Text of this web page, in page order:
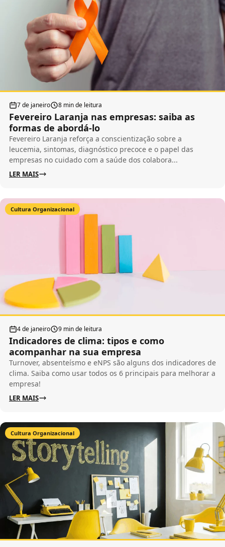
7 de janeiro 8 min de leitura
Fevereiro Laranja nas empresas: saiba as
formas de abordá-lo
Fevereiro Laranja reforça a conscientização sobre a
leucemia, sintomas, diagnóstico precoce e o papel das
empresas no cuidado com a saúde dos colabora...
LER MAIS
Cultura Organizacional
4 de janeiro 9 min de leitura
Indicadores de clima: tipos e como
acompanhar na sua empresa
Turnover, absenteísmo e eNPS são alguns dos indicadores de
clima. Saiba como usar todos os 6 principais para melhorar a
empresa!
LER MAIS
Cultura Organizacional